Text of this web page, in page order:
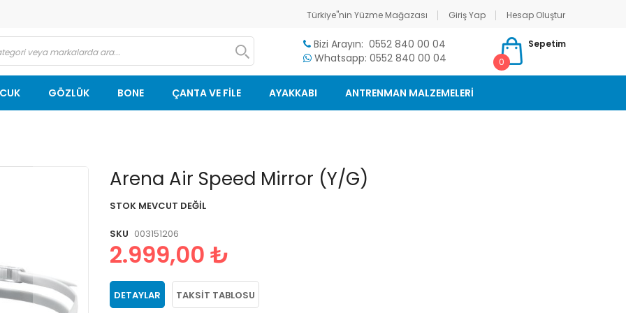
Türkiye"nin Yüzme Mağazası Giriş Yap
Hesap Oluştur
Bizi Arayın: 0552 840 00 04
Whatsapp: 0552 840 00 04
Sepetim
0
GÖZLÜK BONE ÇANTA VE FİLE AYAKKABI ANTRENMAN MALZEMELERİ
Arena Air Speed Mirror (Y/G)
STOK MEVCUT DEĞIL
SKU 003151206
2.999,00 ₺
DETAYLAR TAKSIT TABLOSU
Resim
galerisinin
başlangıcına